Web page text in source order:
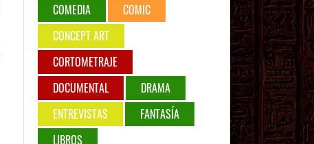
COMEDIA
COMIC
CONCEPT ART
CORTOMETRAJE
DOCUMENTAL
DRAMA
ENTREVISTAS
FANTASÍA
LIBROS